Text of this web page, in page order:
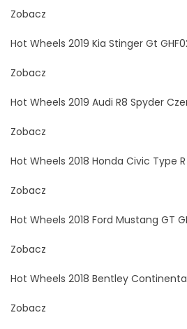
Zobacz
Hot Wheels 2019 Kia Stinger Gt
Zobacz
Hot Wheels 2019 Audi R8 Spyder
Zobacz
Hot Wheels 2018 Honda Civic Type
Zobacz
Hot Wheels 2018 Ford Mustang GT
Zobacz
Hot Wheels 2018 Bentley
Zobacz